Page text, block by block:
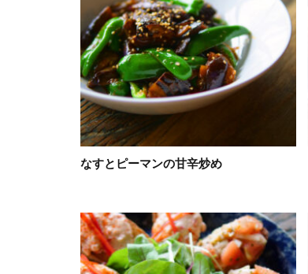
なすとピーマンの甘辛炒め